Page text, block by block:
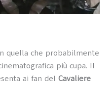
quella che probabilmente
più cupa. Il
ai fan del Cavaliere